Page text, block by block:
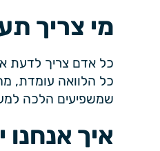
מי צריך
כל אדם צריך לדעת
כל הלוואה עומדת,
שמשפיעים הלכה
איך אנחנו